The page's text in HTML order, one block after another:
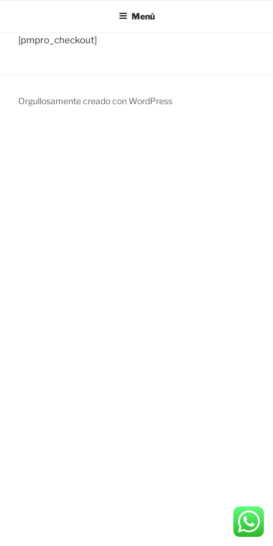
Menú
[pmpro_checkout]
Orgullosamente creado con WordPress